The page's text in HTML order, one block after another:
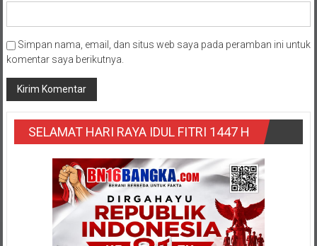
Simpan nama, email, dan situs web saya pada peramban ini untuk
komentar saya berikutnya.
SELAMAT HARI RAYA IDUL FITRI 1447 H